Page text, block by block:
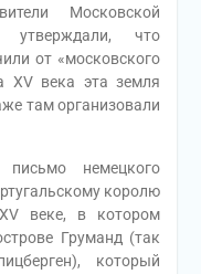
Московской
что
от «московского
XV века эта земля
там организовали
немецкого
королю
веке, в котором
Груманд (так
который